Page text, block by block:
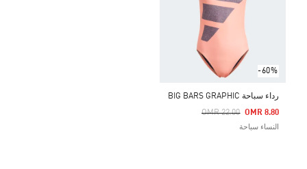
-60%
رداء سباحة BIG BARS GRAPHIC
Price Reduced From
OMR 22.00
To OMR 8.80
النساء سباحة